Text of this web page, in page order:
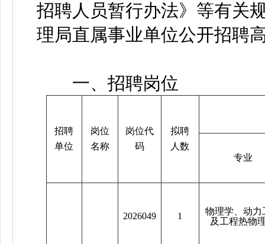
招聘人员暂行办法》等有关
理局直属事业单位公开招聘
一、招聘岗位
招聘
单位
岗位
名称
岗位代
码
拟聘
人数
专业
2026049 1
物理学、动力
及工程热物